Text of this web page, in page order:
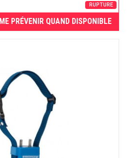
RUPTURE
ME PRÉVENIR QUAND DISPONIBLE